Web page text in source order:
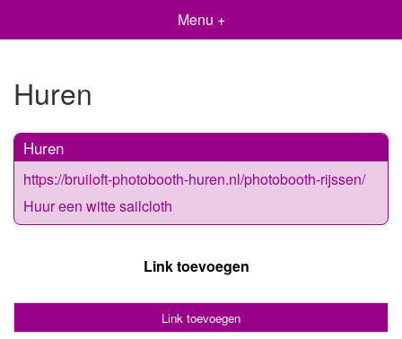
Menu +
Huren
Huren
https://bruiloft-photobooth-huren.nl/photobooth-rijssen/
Huur een witte sailcloth
Link toevoegen
Link toevoegen